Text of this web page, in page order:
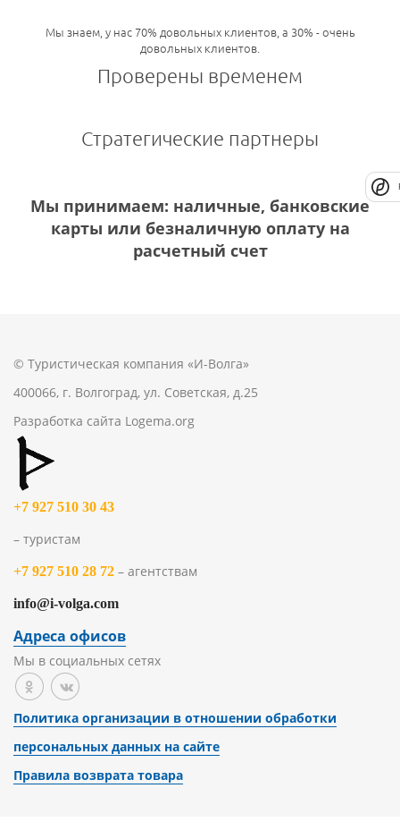
Мы знаем, у нас 70% довольных клиентов, а 30% - очень
довольных клиентов.
Проверены временем
Стратегические партнеры
Мы принимаем: наличные, банковские
карты или безналичную оплату на
расчетный счет
© Туристическая компания «И-Волга»
400066, г. Волгоград, ул. Советская, д.25
Разработка сайта Logema.org
+7 927 510 30 43
– туристам
+7 927 510 28 72 – агентствам
info@i-volga.com
Адреса офисов
Мы в социальных сетях
Политика организации в отношении обработки
персональных данных на сайте
Правила возврата товара